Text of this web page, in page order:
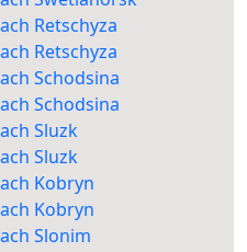
Retschyza
Retschyza
Schodsina
Schodsina
Sluzk
Sluzk
Kobryn
Kobryn
Slonim